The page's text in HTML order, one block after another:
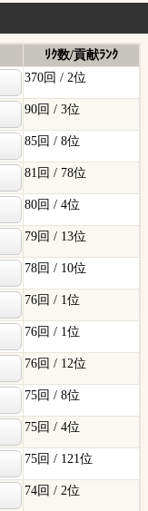
ﾘｸ数/貢献ﾗﾝｸ
370回 / 2位
90回 / 3位
85回 / 8位
81回 / 78位
80回 / 4位
79回 / 13位
78回 / 10位
76回 / 1位
76回 / 1位
76回 / 12位
75回 / 8位
75回 / 4位
75回 / 121位
74回 / 2位